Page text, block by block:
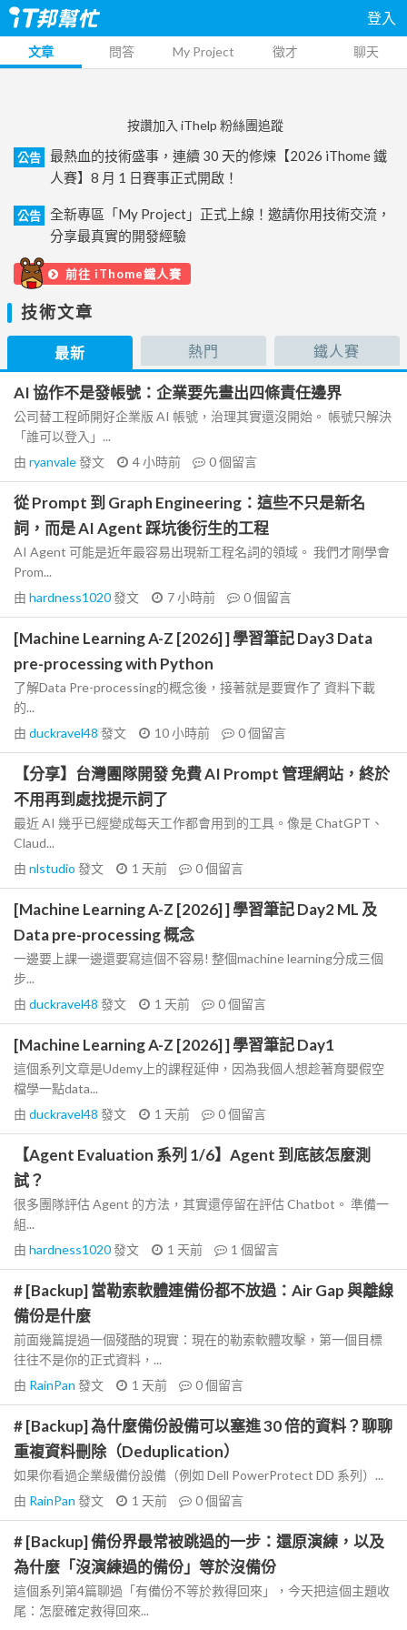
登入
文章 問答 My Project 徵才 聊天
按讚加入 iThelp 粉絲團追蹤
公告
最熱血的技術盛事，連續 30 天的修煉【2026 iThome 鐵
人賽】8 月 1 日賽事正式開啟！
公告
全新專區「My Project」正式上線！邀請你用技術交流，
分享最真實的開發經驗
前往 iThome鐵人賽
技術文章
最新 熱門 鐵人賽
AI 協作不是發帳號：企業要先畫出四條責任邊界
公司替工程師開好企業版 AI 帳號，治理其實還沒開始。 帳號只解決
「誰可以登入」...
由 ryanvale發文 4 小時前 0個留言
從 Prompt 到 Graph Engineering：這些不只是新名
詞，而是 AI Agent 踩坑後衍生的工程
AI Agent 可能是近年最容易出現新工程名詞的領域。 我們才剛學會
Prom...
由 hardness1020發文 7 小時前 0個留言
[Machine Learning A-Z [2026] ] 學習筆記 Day3 Data
pre-processing with Python
了解Data Pre-processing的概念後，接著就是要實作了 資料下載
的...
由 duckravel48 發文 10 小時前 0個留言
【分享】台灣團隊開發 免費 AI Prompt 管理網站，終於
不用再到處找提示詞了
最近 AI 幾乎已經變成每天工作都會用到的工具。像是 ChatGPT、
Claud...
由 nlstudio 發文 1 天前 0個留言
[Machine Learning A-Z [2026] ] 學習筆記 Day2 ML 及
Data pre-processing 概念
一邊要上課一邊還要寫這個不容易! 整個machine learning分成三個
步...
由 duckravel48 發文 1 天前 0個留言
[Machine Learning A-Z [2026] ] 學習筆記 Day1
這個系列文章是Udemy上的課程延伸，因為我個人想趁著育嬰假空
檔學一點data...
由 duckravel48 發文 1 天前 0個留言
【Agent Evaluation 系列 1/6】Agent 到底該怎麼測
試？
很多團隊評估 Agent 的方法，其實還停留在評估 Chatbot。 準備一
組...
由 hardness1020發文 1 天前 1 個留言
# [Backup] 當勒索軟體連備份都不放過：Air Gap 與離線
備份是什麼
前面幾篇提過一個殘酷的現實：現在的勒索軟體攻擊，第一個目標
往往不是你的正式資料，...
由 RainPan 發文 1 天前 0個留言
# [Backup] 為什麼備份設備可以塞進 30 倍的資料？聊聊
重複資料刪除（Deduplication）
如果你看過企業級備份設備（例如 Dell PowerProtect DD 系列）...
由 RainPan 發文 1 天前 0個留言
# [Backup] 備份界最常被跳過的一步：還原演練，以及
為什麼「沒演練過的備份」等於沒備份
這個系列第4篇聊過「有備份不等於救得回來」，今天把這個主題收
尾：怎麼確定救得回來...